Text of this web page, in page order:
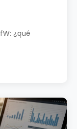
¿qué